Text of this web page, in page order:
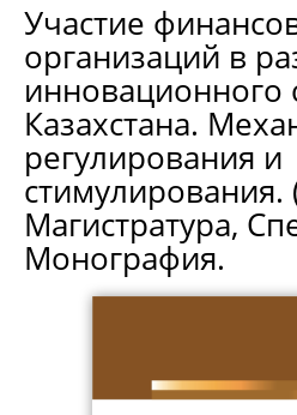
Участие
организаций в
инновационного
Казахстана.
регулирования и
стимулирования.
Магистратура,
Монография.